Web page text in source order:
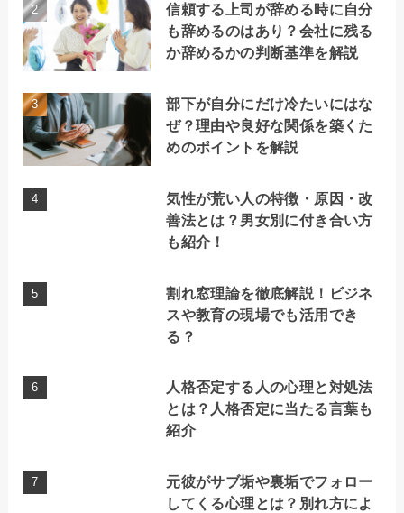
信頼する上司が辞める時に自分
も辞めるのはあり？会社に残る
か辞めるかの判断基準を解説
部下が自分にだけ冷たいにはな
ぜ？理由や良好な関係を築くた
めのポイントを解説
気性が荒い人の特徴・原因・改
善法とは？男女別に付き合い方
も紹介！
割れ窓理論を徹底解説！ビジネ
スや教育の現場でも活用でき
る？
人格否定する人の心理と対処法
とは？人格否定に当たる言葉も
紹介
元彼がサブ垢や裏垢でフォロー
してくる心理とは？別れ方によ